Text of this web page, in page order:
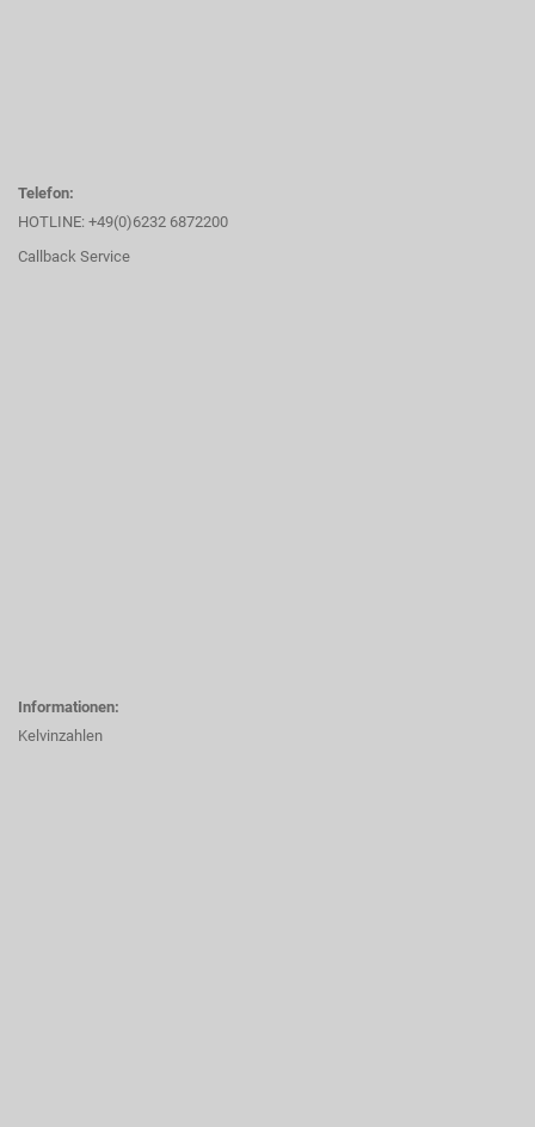
Telefon:
HOTLINE: +49(0)6232 6872200
Callback Service
Informationen:
Kelvinzahlen